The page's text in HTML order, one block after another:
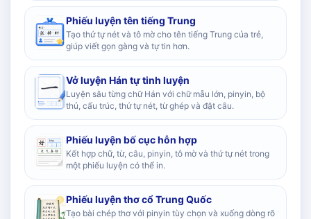
Phiếu luyện tên tiếng Trung
Tạo thứ tự nét và tô mờ cho tên tiếng Trung của trẻ,
giúp viết gọn gàng và tự tin hơn.
Vở luyện Hán tự tinh luyện
Luyện sâu từng chữ Hán với chữ mẫu lớn, pinyin, bộ
thủ, cấu trúc, thứ tự nét, từ ghép và đặt câu.
Phiếu luyện bố cục hỗn hợp
Kết hợp chữ, từ, câu, pinyin, tô mờ và thứ tự nét trong
một phiếu luyện có thể in.
Phiếu luyện thơ cổ Trung Quốc
Tạo bài chép thơ với pinyin tùy chọn và xuống dòng rõ